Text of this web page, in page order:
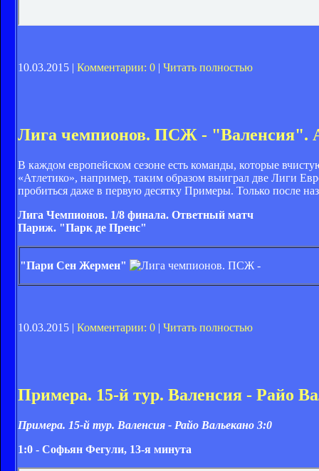
10.03.2015 | Комментарии: 0 | Читать полностью
Лига чемпионов. ПСЖ - "Валенсия".
В каждом европейском сезоне есть команды, которые
«Атлетико», например, таким образом выиграл две Лиги
пробиться даже в первую десятку Примеры. Только после
Лига Чемпионов. 1/8 финала. Ответный матч
Париж. "Парк де Пренс"
"Пари Сен Жермен"
10.03.2015 | Комментарии: 0 | Читать полностью
Примера. 15-й тур. Валенсия - Райо
Примера. 15-й тур. Валенсия - Райо Вальекано 3:0
1:0 - Софьян Фегули, 13-я минута